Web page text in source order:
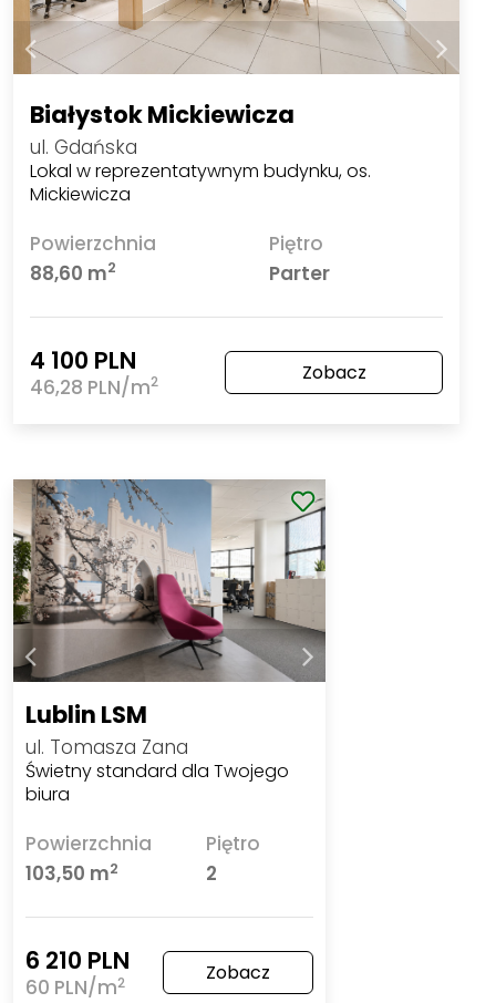
Białystok Mickiewicza
ul. Gdańska
Lokal w reprezentatywnym budynku, os.
Mickiewicza
Powierzchnia
88,60 m2
Piętro
Parter
4 100 PLN
46,28 PLN/m2 Zobacz
Lublin LSM
ul. Tomasza Zana
Świetny standard dla Twojego
biura
Powierzchnia
103,50 m2
Piętro
2
6 210 PLN
60 PLN/m2 Zobacz